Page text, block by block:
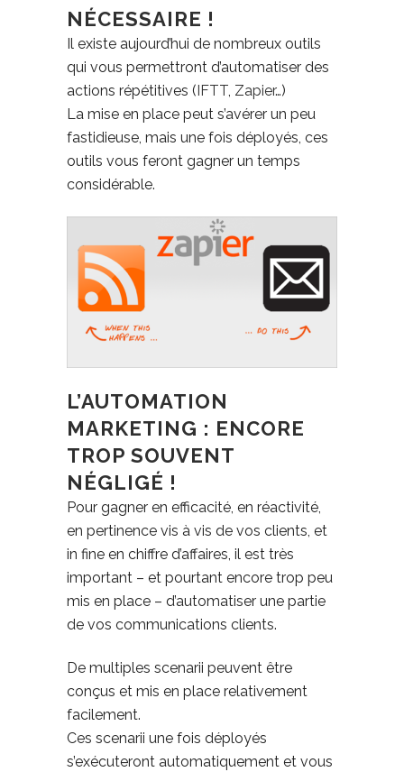
NÉCESSAIRE !
Il existe aujourd’hui de nombreux outils
qui vous permettront d’automatiser des
actions répétitives (IFTT Zapier…)
La mise en place peut s’avérer un peu
fastidieuse, mais une fois déployés, ces
outils vous feront gagner un temps
considérable.
L’AUTOMATION
MARKETING : ENCORE
TROP SOUVENT
NÉGLIGÉ !
Pour gagner en efficacité, en réactivité,
en pertinence vis à vis de vos clients, et
in fine en chiffre d’affaires, il est très
important – et pourtant encore trop peu
mis en place – d’automatiser une partie
de vos communications clients.
De multiples scenarii peuvent être
conçus et mis en place relativement
facilement.
Ces scenarii une fois déployés
s’exécuteront automatiquement et vous